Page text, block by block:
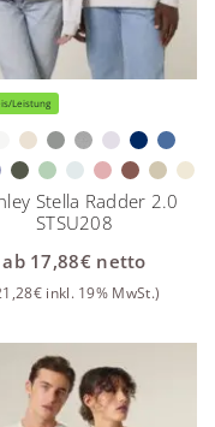
Leistung
Stella Radder 2.0
STSU208
ab 17,88€netto
€ inkl. 19% MwSt.)